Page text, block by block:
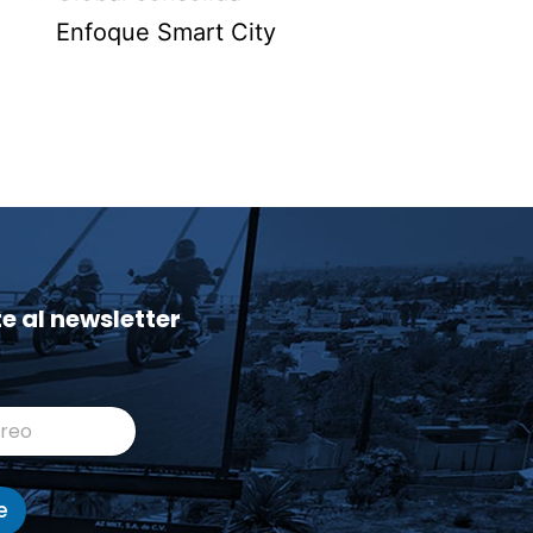
Enfoque Smart City
al newsletter